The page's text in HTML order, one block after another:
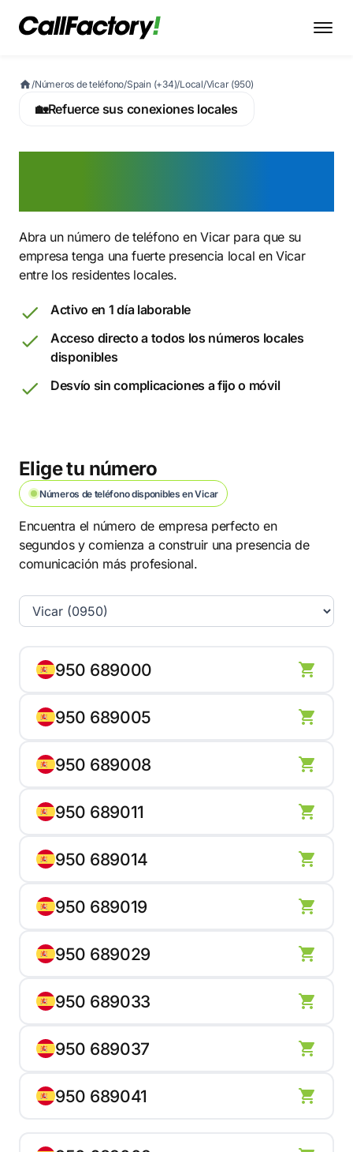
/Números de teléfono/Spain (+34)/Local/Vicar (950)
🏡Refuerce sus conexiones locales
Abra un número de teléfono en Vicar para que su
empresa tenga una fuerte presencia local en Vicar
entre los residentes locales.
Activo en 1 día laborable
Acceso directo a todos los números locales
disponibles
Desvío sin complicaciones a fijo o móvil
Elige tu número
Números de teléfono disponibles en Vicar
Encuentra el número de empresa perfecto en
segundos y comienza a construir una presencia de
comunicación más profesional.
950 689000
950 689005
950 689008
950 689011
950 689014
950 689019
950 689029
950 689033
950 689037
950 689041